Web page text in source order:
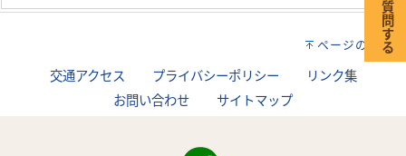
ページの先頭へ
交通アクセス プライバシーポリシー
リンク集
お問い合わせ
サイトマップ